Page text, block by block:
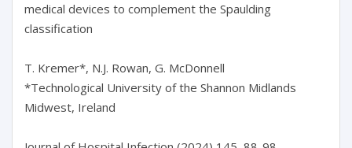
medical devices to complement the Spaulding
classification
T. Kremer*, N.J. Rowan, G. McDonnell
*Technological University of the Shannon Midlands
Midwest, Ireland